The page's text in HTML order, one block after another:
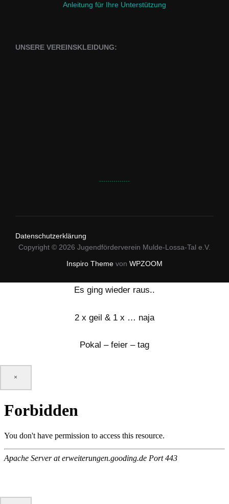
Anleitung für Ihre Unterstützung
UNSERE VEREINSKLEIDUNG:
...............
Datenschutzerklärung
Copyright © 2026 Jugendförderverein Mulde-Lossa-Tal e.V.
Inspiro Theme von WPZOOM
Es ging wieder raus..
2 x geil & 1 x … naja
Pokal – feier – tag
×